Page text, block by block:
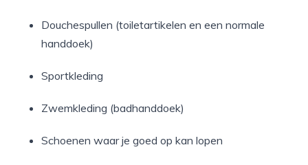
Douchespullen (toiletartikelen en een normale
handdoek)
Sportkleding
Zwemkleding (badhanddoek)
Schoenen waar je goed op kan lopen